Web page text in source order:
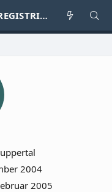
REGISTRIEREN
2004
2005